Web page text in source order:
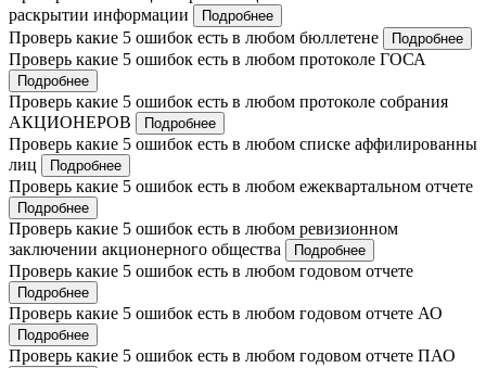
раскрытии информации
Подробнее
Проверь какие 5 ошибок есть в любом бюллетене Подробнее
Проверь какие 5 ошибок есть в любом протоколе ГОСА
Подробнее
Проверь какие 5 ошибок есть в любом протоколе собрания
АКЦИОНЕРОВ
Подробнее
Проверь какие 5 ошибок есть в любом списке аффилированны
лиц
Подробнее
Проверь какие 5 ошибок есть в любом ежеквартальном отчете
Подробнее
Проверь какие 5 ошибок есть в любом ревизионном
заключении акционерного общества
Подробнее
Проверь какие 5 ошибок есть в любом годовом отчете
Подробнее
Проверь какие 5 ошибок есть в любом годовом отчете АО
Подробнее
Проверь какие 5 ошибок есть в любом годовом отчете ПАО